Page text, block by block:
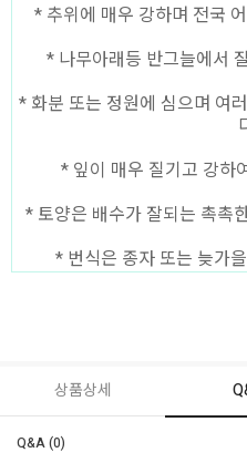
* 추위에 매우 강하며 전국
* 나무아래등 반그늘에서
* 화분 또는 정원에 심으며 여
* 잎이 매우 질기고 강하
* 토양은 배수가 잘되는 촉촉
* 번식은 종자 또는 늦가
상품상세
Q&A (0)